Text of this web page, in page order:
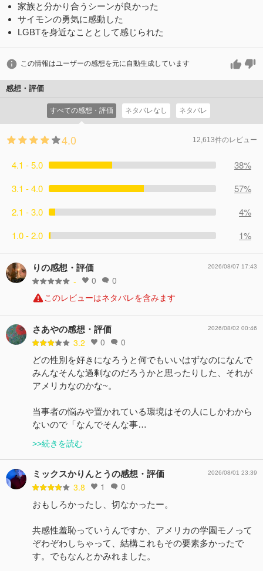
家族と分かり合うシーンが良かった
サイモンの勇気に感動した
LGBTを身近なこととして感じられた
この情報はユーザーの感想を元に自動生成しています
感想・評価
すべての感想・評価 ネタバレなし ネタバレ
4.0 12,613件のレビュー
4.1 - 5.0
38%
3.1 - 4.0
57%
2.1 - 3.0
4%
1.0 - 2.0
1%
りの感想・評価
- 0 0
2026/08/07 17:43
このレビューはネタバレを含みます
さあやの感想・評価
3.2 0 0
2026/08/02 00:46
どの性別を好きになろうと何でもいいはずなのになんで
みんなそんな過剰なのだろうかと思ったりした、それが
アメリカなのかな~。
当事者の悩みや置かれている環境はその人にしかわから
ないので「なんでそんな事…
>>続きを読む
ミックスかりんとうの感想・評価
3.8 1 0
2026/08/01 23:39
おもしろかったし、切なかったー。
共感性羞恥っていうんですか、アメリカの学園モノって
ぞわぞわしちゃって、結構これもその要素多かったで
す。でもなんとかみれました。